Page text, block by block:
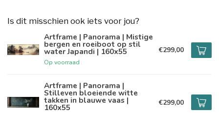
Is dit misschien ook iets voor jou?
Artframe | Panorama | Mistige
bergen en roeiboot op stil
water Japandi | 160x55
Op voorraad
€299,00
Artframe | Panorama |
Stilleven bloeiende witte
takken in blauwe vaas |
160x55 €299,00